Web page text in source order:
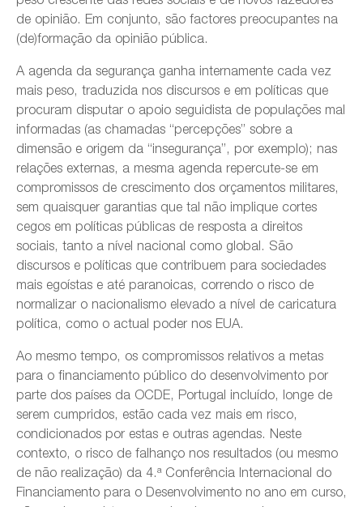
de opinião. Em conjunto, são factores preocupantes na
(de)formação da opinião pública.
A agenda da segurança ganha internamente cada vez
mais peso, traduzida nos discursos e em políticas que
procuram disputar o apoio seguidista de populações mal
informadas (as chamadas “percepções” sobre a
dimensão e origem da “insegurança”, por exemplo); nas
relações externas, a mesma agenda repercute-se em
compromissos de crescimento dos orçamentos militares,
sem quaisquer garantias que tal não implique cortes
cegos em políticas públicas de resposta a direitos
sociais, tanto a nível nacional como global. São
discursos e políticas que contribuem para sociedades
mais egoístas e até paranoicas, correndo o risco de
normalizar o nacionalismo elevado a nível de caricatura
política, como o actual poder nos EUA.
Ao mesmo tempo, os compromissos relativos a metas
para o financiamento público do desenvolvimento por
parte dos países da OCDE, Portugal incluído, longe de
serem cumpridos, estão cada vez mais em risco,
condicionados por estas e outras agendas. Neste
contexto, o risco de falhanço nos resultados (ou mesmo
de não realização) da 4.ª Conferência Internacional do
Financiamento para o Desenvolvimento no ano em curso,